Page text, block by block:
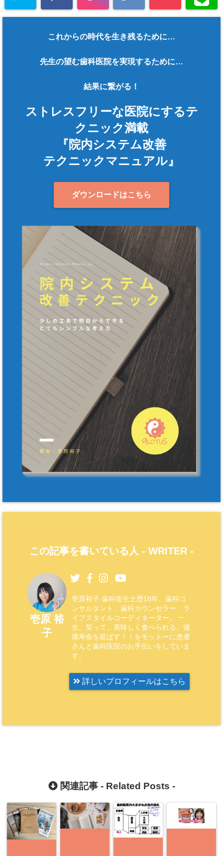
これからの時代を生き残るために…
先生の望む歯科医院を実現するために…
結果に繋がる！
ストレスフリーな医院にするテ
クニック満載
『院内システム改善
テクニックマニュアル』
ダウンロードはこちら
この記事を書いている人 - WRITER -
壱原 裕
子
壱原裕子 歯科衛生士歴18年、歯科コ
ンサルタント、歯科カウンセラー、ラ
イフスタイルコーディネーター。 一
生、笑って、美味しく食べられる、健
康寿命を延ばす！！をモットーに患者
さんと歯科医院のお手伝いをしていま
す。
詳しいプロフィールはこちら
関連記事 - Related Posts -